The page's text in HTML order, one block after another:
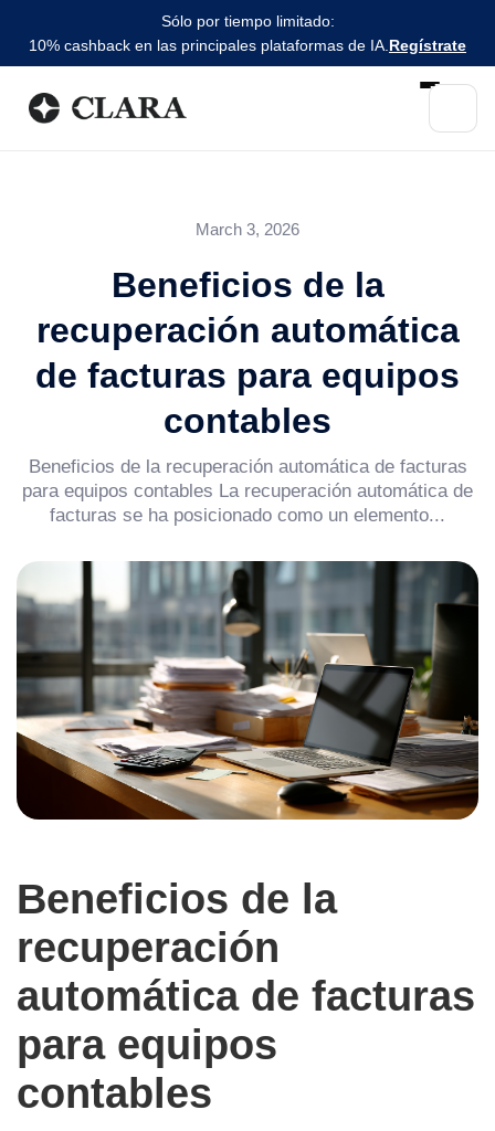
Sólo por tiempo limitado:
10% cashback en las principales plataformas de IA. Regístrate
March 3, 2026
Beneficios de la
recuperación automática
de facturas para equipos
contables
Beneficios de la recuperación automática de facturas
para equipos contables La recuperación automática de
facturas se ha posicionado como un elemento...
Beneficios de la
recuperación
automática de facturas
para equipos
contables